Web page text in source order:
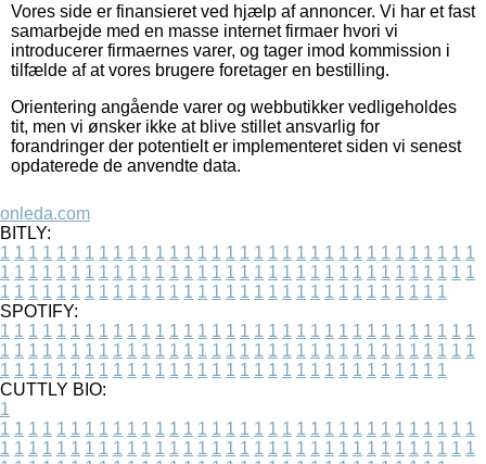
Vores side er finansieret ved hjælp af annoncer. Vi har et fast
samarbejde med en masse internet firmaer hvori vi
introducerer firmaernes varer, og tager imod kommission i
tilfælde af at vores brugere foretager en bestilling.
Orientering angående varer og webbutikker vedligeholdes
tit, men vi ønsker ikke at blive stillet ansvarlig for
forandringer der potentielt er implementeret siden vi senest
opdaterede de anvendte data.
onleda.com
BITLY:
1 1 1 1 1 1 1 1 1 1 1 1 1 1 1 1 1 1 1 1 1 1 1 1 1 1 1 1 1 1 1 1 1 1
1 1 1 1 1 1 1 1 1 1 1 1 1 1 1 1 1 1 1 1 1 1 1 1 1 1 1 1 1 1 1 1 1 1
1 1 1 1 1 1 1 1 1 1 1 1 1 1 1 1 1 1 1 1 1 1 1 1 1 1 1 1 1 1 1 1
SPOTIFY:
1 1 1 1 1 1 1 1 1 1 1 1 1 1 1 1 1 1 1 1 1 1 1 1 1 1 1 1 1 1 1 1 1 1
1 1 1 1 1 1 1 1 1 1 1 1 1 1 1 1 1 1 1 1 1 1 1 1 1 1 1 1 1 1 1 1 1 1
1 1 1 1 1 1 1 1 1 1 1 1 1 1 1 1 1 1 1 1 1 1 1 1 1 1 1 1 1 1 1 1
CUTTLY BIO:
1
1 1 1 1 1 1 1 1 1 1 1 1 1 1 1 1 1 1 1 1 1 1 1 1 1 1 1 1 1 1 1 1 1 1
1 1 1 1 1 1 1 1 1 1 1 1 1 1 1 1 1 1 1 1 1 1 1 1 1 1 1 1 1 1 1 1 1 1